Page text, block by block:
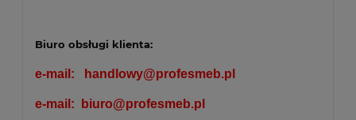
Biuro obsługi klienta:
e-mail: handlowy@profesmeb.pl
e-mail: biuro@profesmeb.pl